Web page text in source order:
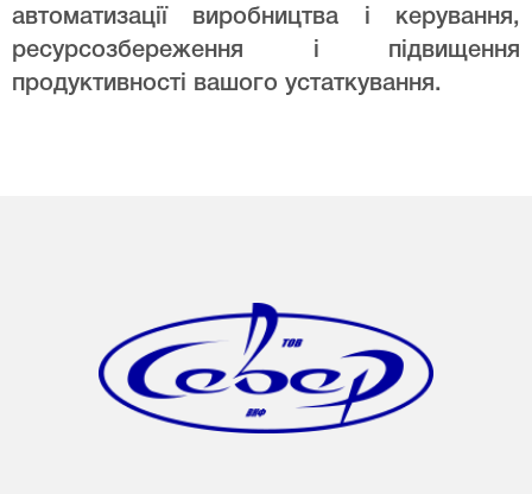
автоматизації виробництва і керування,
ресурсозбереження і підвищення
продуктивності вашого устаткування.